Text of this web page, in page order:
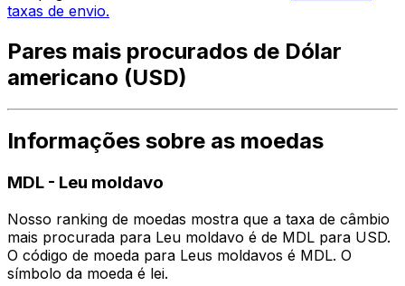
taxas de envio.
Pares mais procurados de Dólar
americano (USD)
Informações sobre as moedas
MDL - Leu moldavo
Nosso ranking de moedas mostra que a taxa de câmbio
mais procurada para Leu moldavo é de MDL para USD.
O código de moeda para Leus moldavos é MDL. O
símbolo da moeda é lei.